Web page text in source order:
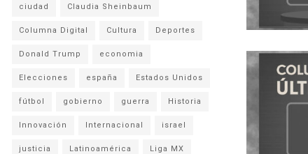
ciudad Claudia Sheinbaum
Columna Digital Cultura Deportes
Donald Trump economia
Elecciones españa Estados Unidos
fútbol gobierno guerra Historia
Innovación Internacional israel
justicia Latinoamérica Liga MX